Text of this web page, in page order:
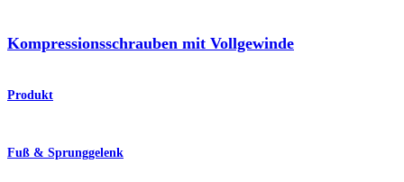
Kompressionsschrauben mit Vollgewinde
Produkt
Fuß & Sprunggelenk